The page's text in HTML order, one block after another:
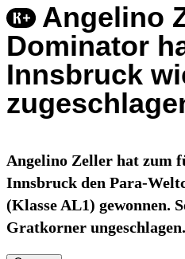
Angelino
Dominator
Innsbruck
Angelino Zeller hat zum
Innsbruck den Para-
(Klasse AL1) gewonnen.
Gratkorner ungeschlagen.